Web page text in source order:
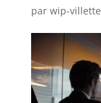
par wip-villette